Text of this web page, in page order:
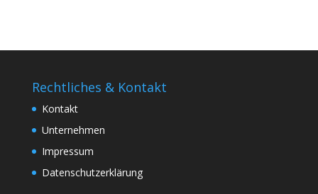
Rechtliches & Kontakt
Kontakt
Unternehmen
Impressum
Datenschutzerklärung